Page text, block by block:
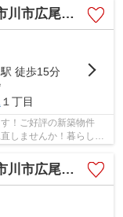
新築戸建て
徒歩15分
１丁目
！ご好評の新築物件
しませんか！暮らしの
新築戸建て